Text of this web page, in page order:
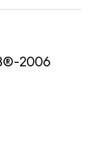
2006